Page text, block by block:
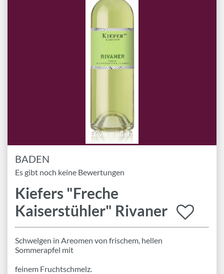
Wissenswelt
Magazin
Schlagworte
Vergrößern
BADEN
Es gibt noch keine Bewertungen
Kiefers "Freche
Kaiserstühler" Rivaner
Schwelgen in Areomen von frischem, hellen
Sommerapfel mit
feinem Fruchtschmelz.